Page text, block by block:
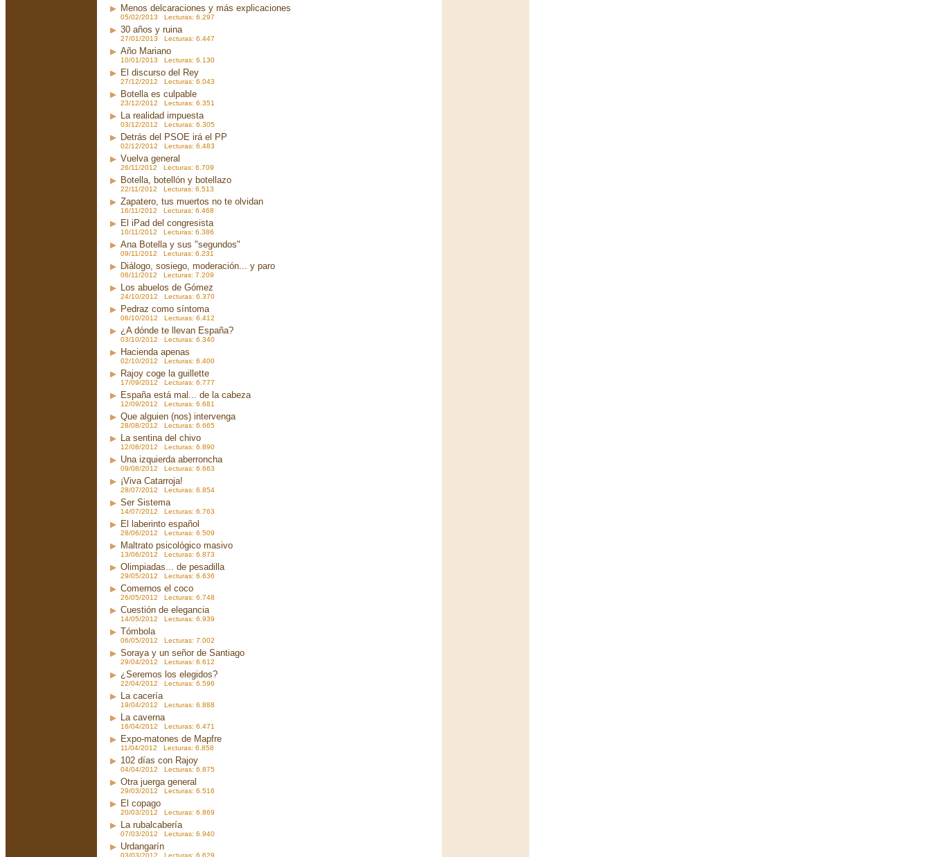
Menos delcaraciones y más explicaciones
05/02/2013 Lecturas: 6.297
30 años y ruina
27/01/2013 Lecturas: 6.447
Año Mariano
10/01/2013 Lecturas: 6.130
El discurso del Rey
27/12/2012 Lecturas: 6.043
Botella es culpable
23/12/2012 Lecturas: 6.351
La realidad impuesta
03/12/2012 Lecturas: 6.305
Detrás del PSOE irá el PP
02/12/2012 Lecturas: 6.483
Vuelva general
26/11/2012 Lecturas: 6.709
Botella, botellón y botellazo
22/11/2012 Lecturas: 6.513
Zapatero, tus muertos no te olvidan
16/11/2012 Lecturas: 6.468
El iPad del congresista
10/11/2012 Lecturas: 6.386
Ana Botella y sus "segundos"
09/11/2012 Lecturas: 6.231
Diálogo, sosiego, moderación... y paro
06/11/2012 Lecturas: 7.209
Los abuelos de Gómez
24/10/2012 Lecturas: 6.370
Pedraz como síntoma
06/10/2012 Lecturas: 6.412
¿A dónde te llevan España?
03/10/2012 Lecturas: 6.340
Hacienda apenas
02/10/2012 Lecturas: 6.400
Rajoy coge la guillette
17/09/2012 Lecturas: 6.777
España está mal... de la cabeza
12/09/2012 Lecturas: 6.681
Que alguien (nos) intervenga
28/08/2012 Lecturas: 6.665
La sentina del chivo
12/08/2012 Lecturas: 6.890
Una izquierda aberroncha
09/08/2012 Lecturas: 6.663
¡Viva Catarroja!
28/07/2012 Lecturas: 6.854
Ser Sistema
14/07/2012 Lecturas: 6.763
El laberinto español
28/06/2012 Lecturas: 6.509
Maltrato psicológico masivo
13/06/2012 Lecturas: 6.873
Olimpiadas... de pesadilla
29/05/2012 Lecturas: 6.636
Comernos el coco
26/05/2012 Lecturas: 6.748
Cuestión de elegancia
14/05/2012 Lecturas: 6.939
Tómbola
06/05/2012 Lecturas: 7.002
Soraya y un señor de Santiago
29/04/2012 Lecturas: 6.612
¿Seremos los elegidos?
22/04/2012 Lecturas: 6.596
La cacería
19/04/2012 Lecturas: 6.888
La caverna
16/04/2012 Lecturas: 6.471
Expo-matones de Mapfre
11/04/2012 Lecturas: 6.858
102 días con Rajoy
04/04/2012 Lecturas: 6.875
Otra juerga general
29/03/2012 Lecturas: 6.516
El copago
20/03/2012 Lecturas: 6.869
La rubalcabería
07/03/2012 Lecturas: 6.940
Urdangarín
03/03/2012 Lecturas: 6.629